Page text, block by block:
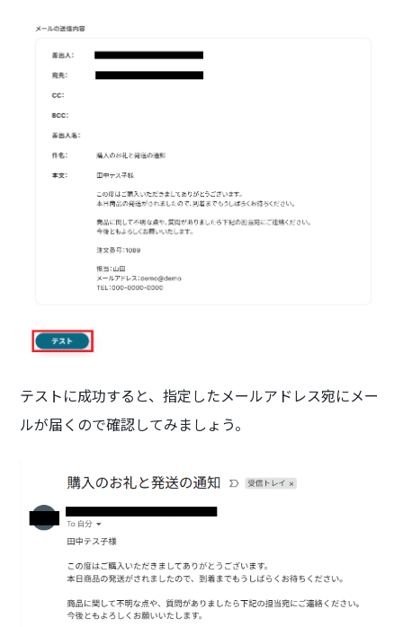
テストに成功すると、指定したメールアドレス宛にメー
ルが届くので確認してみましょう。